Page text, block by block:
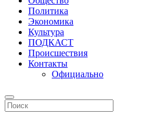
Политика
Экономика
Культура
ПОДКАСТ
Происшествия
Контакты
Официально